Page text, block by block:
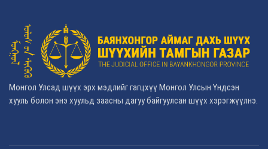
Монгол Улсад шүүх эрх мэдлийг гагцхүү Монгол Улсын Үндсэн
хууль болон энэ хуульд заасны дагуу байгуулсан шүүх хэрэгжүүлнэ.